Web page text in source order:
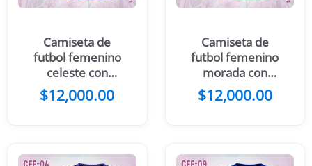
Camiseta de
futbol femenino
celeste con
líneas amarillas
$12,000.00
Camiseta de
futbol femenino
morada con
rayas lilas
$12,000.00